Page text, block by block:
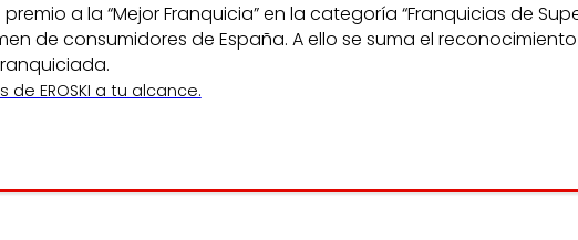
EROSKI a tu alcance.
a la “Mejor Franquicia” en la categoría “Franquicias de
de consumidores de España. A ello se suma el